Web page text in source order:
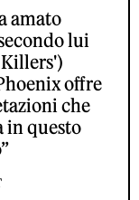
amato
lui
offre
che
in questo